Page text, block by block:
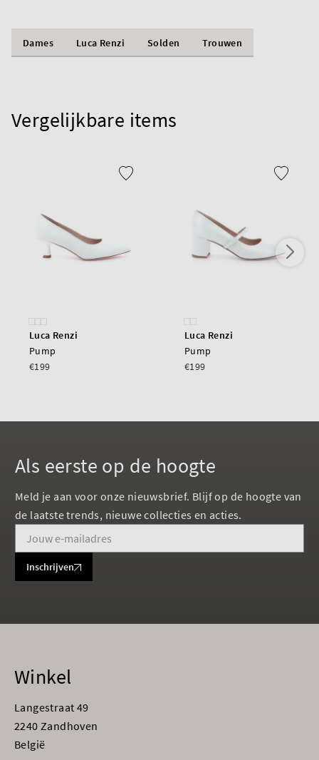
Dames Luca Renzi Solden Trouwen
Vergelijkbare items
Luca Renzi
Pump
€199
Luca Renzi
Pump
€199
Als eerste op de hoogte
Meld je aan voor onze nieuwsbrief. Blijf op de hoogte van
de laatste trends, nieuwe collecties en acties.
Inschrijven
Winkel
Langestraat 49
2240 Zandhoven
België